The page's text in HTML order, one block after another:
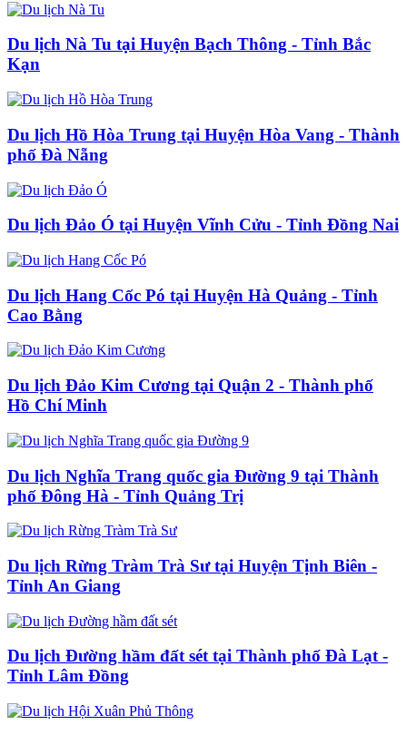
Du lịch Nà Tu tại Huyện Bạch Thông - Tỉnh Bắc
Kạn
Du lịch Hồ Hòa Trung tại Huyện Hòa Vang - Thành
phố Đà Nẵng
Du lịch Đảo Ó tại Huyện Vĩnh Cửu - Tỉnh Đồng Nai
Du lịch Hang Cốc Pó tại Huyện Hà Quảng - Tỉnh
Cao Bằng
Du lịch Đảo Kim Cương tại Quận 2 - Thành phố
Hồ Chí Minh
Du lịch Nghĩa Trang quốc gia Đường 9 tại Thành
phố Đông Hà - Tỉnh Quảng Trị
Du lịch Rừng Tràm Trà Sư tại Huyện Tịnh Biên -
Tỉnh An Giang
Du lịch Đường hầm đất sét tại Thành phố Đà Lạt -
Tỉnh Lâm Đồng